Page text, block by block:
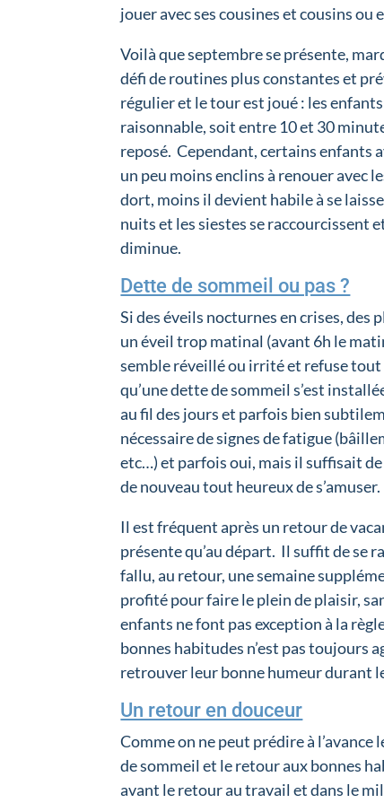
jouer avec ses cousines et cousins
Voilà que septembre se présente,
défi de routines plus constantes et
régulier et le tour est joué : les
raisonnable, soit entre 10 et 30
reposé. Cependant, certains enfants
un peu moins enclins à renouer avec
dort, moins il devient habile à se
nuits et les siestes se raccourcissent
diminue.
Dette de sommeil ou pas ?
Si des éveils nocturnes en crises, des
un éveil trop matinal (avant 6h le
semble réveillé ou irrité et refuse
qu’une dette de sommeil s’est
au fil des jours et parfois bien
nécessaire de signes de fatigue
etc…) et parfois oui, mais il suffisait
de nouveau tout heureux de s’amuser.
Il est fréquent après un retour de
présente qu’au départ. Il suffit de se
fallu, au retour, une semaine
profité pour faire le plein de plaisir,
enfants ne font pas exception à la
bonnes habitudes n’est pas toujours
retrouver leur bonne humeur durant
Un retour en douceur
Comme on ne peut prédire à
de sommeil et le retour aux bonnes
avant le retour au travail et dans le